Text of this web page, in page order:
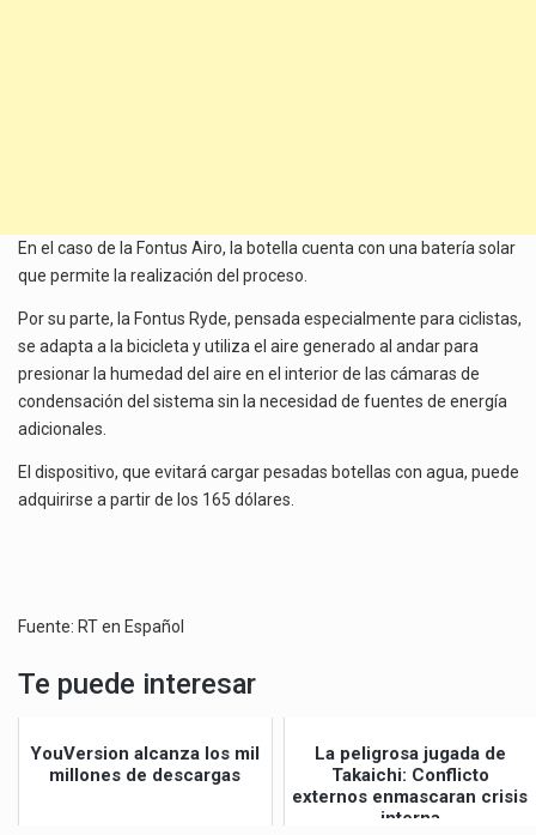
En el caso de la Fontus Airo, la botella cuenta con una batería solar
que permite la realización del proceso.
Por su parte, la Fontus Ryde, pensada especialmente para ciclistas,
se adapta a la bicicleta y utiliza el aire generado al andar para
presionar la humedad del aire en el interior de las cámaras de
condensación del sistema sin la necesidad de fuentes de energía
adicionales.
El dispositivo, que evitará cargar pesadas botellas con agua, puede
adquirirse a partir de los 165 dólares.
Fuente: RT en Español
Te puede interesar
YouVersion alcanza los mil
millones de descargas
La peligrosa jugada de
Takaichi: Conflicto
externos enmascaran crisis
interna